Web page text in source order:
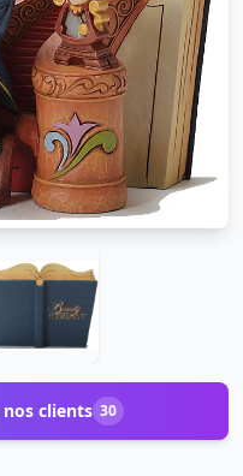
clients 30